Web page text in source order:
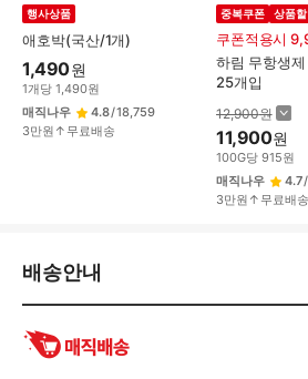
애호박(국산/1개)
행사상품
1,490원
1개당 1,490원
매직나우
4.8/18,759
3만원↑무료배송
하림 무항생
25개입
중복쿠폰 상품할
쿠폰적용시
12,900원
11,900원
100G당 915원
매직나우
4.7/
3만원↑무료배송
배
교
환/
반
배송안내